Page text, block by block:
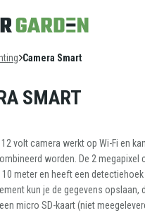
Camera Smart
SMART
volt camera werkt op Wi-Fi en
worden. De 2 megapixel
meter en heeft een detectiehoek
kun je de gegevens opslaan,
micro SD-kaart (niet